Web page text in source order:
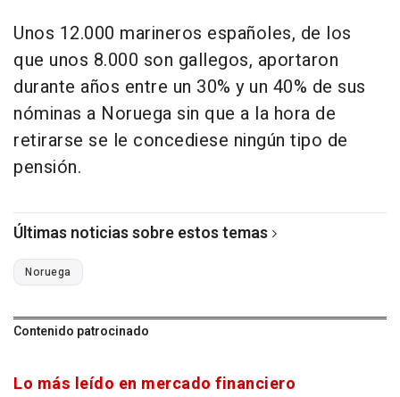
Unos 12.000 marineros españoles, de los
que unos 8.000 son gallegos, aportaron
durante años entre un 30% y un 40% de sus
nóminas a Noruega sin que a la hora de
retirarse se le concediese ningún tipo de
pensión.
Últimas noticias sobre estos temas
Noruega
Contenido patrocinado
Lo más leído en mercado financiero